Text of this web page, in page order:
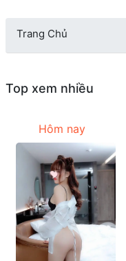
Trang Chủ
Top xem nhiều
Hôm nay